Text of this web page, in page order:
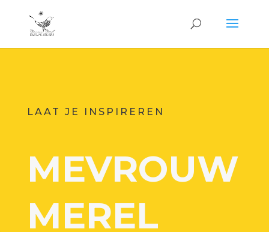
LAAT JE INSPIREREN
MEVROUW
MEREL